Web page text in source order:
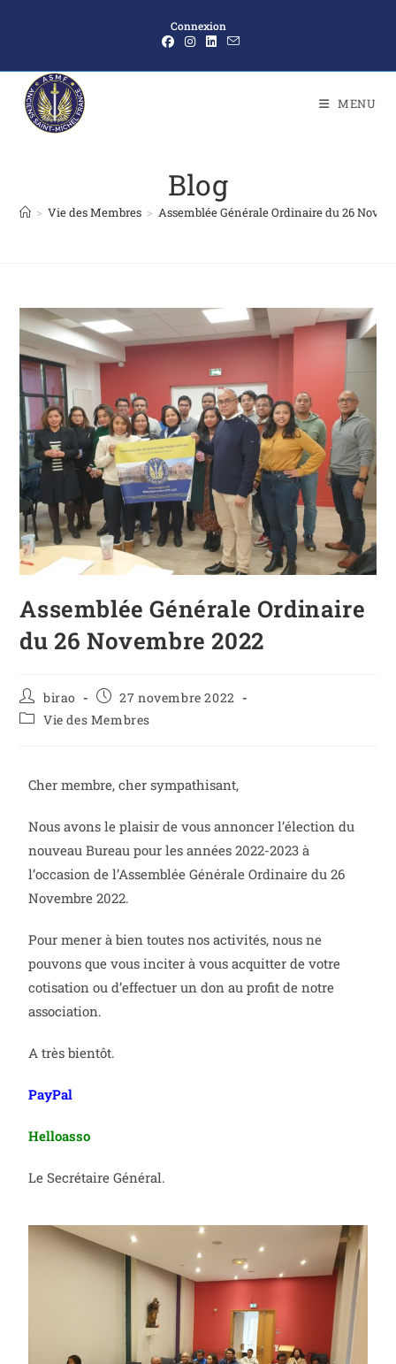
Connexion
MENU
Blog
> Vie des Membres > Assemblée Générale Ordinaire du 26
Assemblée Générale Ordinaire
du 26 Novembre 2022
birao
27 novembre 2022
Vie des Membres
Cher membre, cher sympathisant,
Nous avons le plaisir de vous annoncer l’élection du
nouveau Bureau pour les années 2022-2023 à
l’occasion de l’Assemblée Générale Ordinaire du 26
Novembre 2022.
Pour mener à bien toutes nos activités, nous ne
pouvons que vous inciter à vous acquitter de votre
cotisation ou d’effectuer un don au profit de notre
association.
A très bientôt.
PayPal
Helloasso
Le Secrétaire Général.